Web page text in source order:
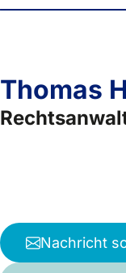
Thomas
Nachricht